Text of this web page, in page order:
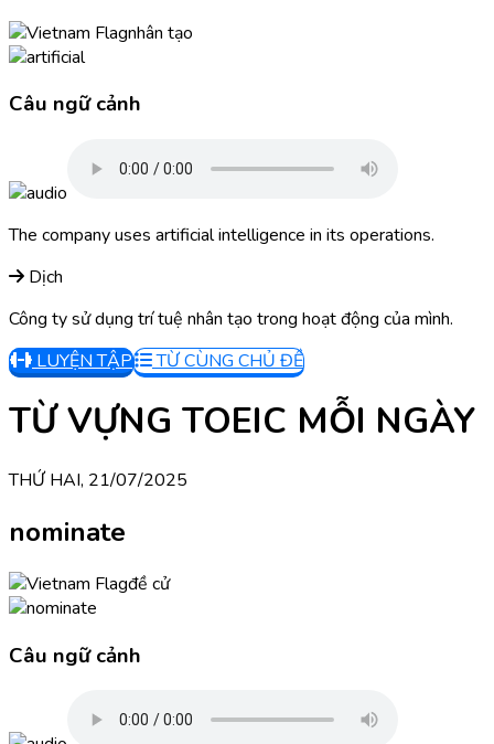
nhân tạo
Câu ngữ cảnh
The company uses artificial intelligence in its operations.
Dịch
Công ty sử dụng trí tuệ nhân tạo trong hoạt động của mình.
LUYỆN TẬP
TỪ CÙNG CHỦ ĐỀ
TỪ VỰNG TOEIC MỖI NGÀY
THỨ HAI, 21/07/2025
nominate
đề cử
Câu ngữ cảnh